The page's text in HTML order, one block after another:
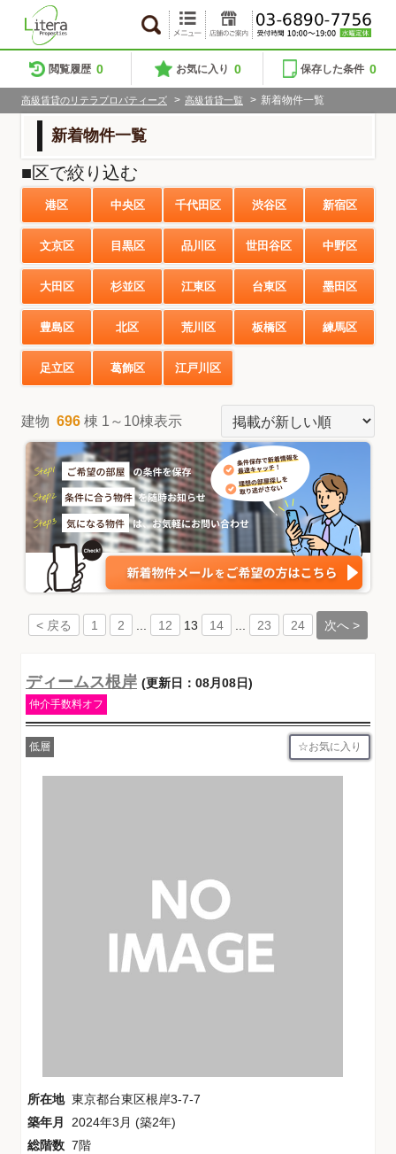
閲覧履歴 0 お気に入り 0 保存した条件 0
高級賃貸のリテラプロパティーズ > 高級賃貸一覧 > 新着物件一覧
新着物件一覧
■区で絞り込む
港区 中央区 千代田区 渋谷区 新宿区
文京区 目黒区 品川区 世田谷区 中野区
大田区 杉並区 江東区 台東区 墨田区
豊島区 北区 荒川区 板橋区 練馬区
足立区 葛飾区 江戸川区
建物 696 棟 1～10棟表示
< 戻る 1 2 12 13 14 23 24 次へ >
ディームス根岸 (更新日：08月08日)
仲介手数料オフ
低層 お気に入り
所在地 東京都台東区根岸3-7-7
築年月
2024年3月 (築2年)
総階数 7階